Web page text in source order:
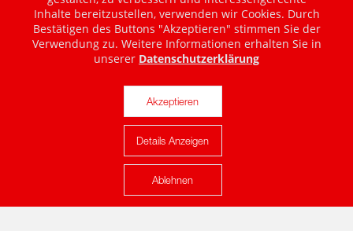
Karte anzeigen
Inhalte bereitzustellen, verwenden wir Cookies. Durch
Bestätigen des Buttons "Akzeptieren" stimmen Sie der
Verwendung zu. Weitere Informationen erhalten Sie in
unserer Datenschutzerklärung
Akzeptieren
Details Anzeigen
Ablehnen